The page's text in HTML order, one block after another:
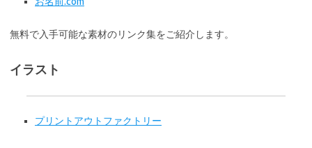
無料で入手可能な素材のリンク集をご紹介します。
イラスト
プリントアウトファクトリー